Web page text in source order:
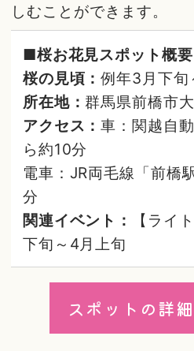
しむことができます。
■桜お花見スポット概
桜の見頃：例年3月下旬
所在地： 群馬県前橋市
アクセス：車：関越自
ら約10分
電車：JR両毛線「前橋
分
関連イベント：
【ライ
下旬～4月上旬
スポットの詳